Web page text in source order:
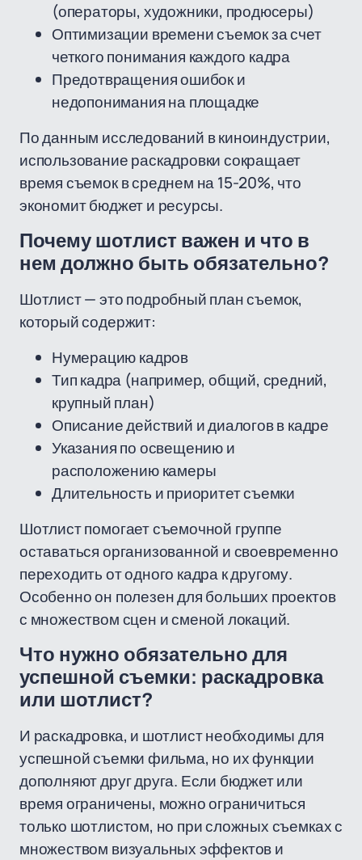
(операторы, художники, продюсеры)
Оптимизации времени съемок за счет
четкого понимания каждого кадра
Предотвращения ошибок и
недопонимания на площадке
По данным исследований в киноиндустрии,
использование раскадровки сокращает
время съемок в среднем на 15-20%, что
экономит бюджет и ресурсы.
Почему шотлист важен и что в
нем должно быть обязательно?
Шотлист — это подробный план съемок,
который содержит:
Нумерацию кадров
Тип кадра (например, общий, средний,
крупный план)
Описание действий и диалогов в кадре
Указания по освещению и
расположению камеры
Длительность и приоритет съемки
Шотлист помогает съемочной группе
оставаться организованной и своевременно
переходить от одного кадра к другому.
Особенно он полезен для больших проектов
с множеством сцен и сменой локаций.
Что нужно обязательно для
успешной съемки: раскадровка
или шотлист?
И раскадровка, и шотлист необходимы для
успешной съемки фильма, но их функции
дополняют друг друга. Если бюджет или
время ограничены, можно ограничиться
только шотлистом, но при сложных съемках с
множеством визуальных эффектов и